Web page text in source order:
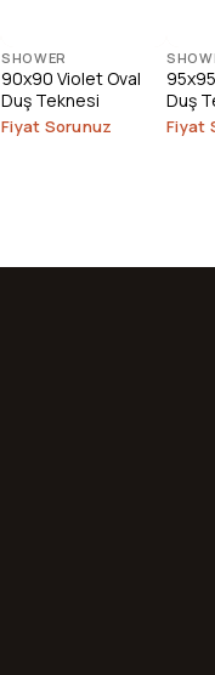
SHOWER
90x90 Violet Oval
Duş Teknesi
Fiyat Sorunuz
Duş
Fiyat